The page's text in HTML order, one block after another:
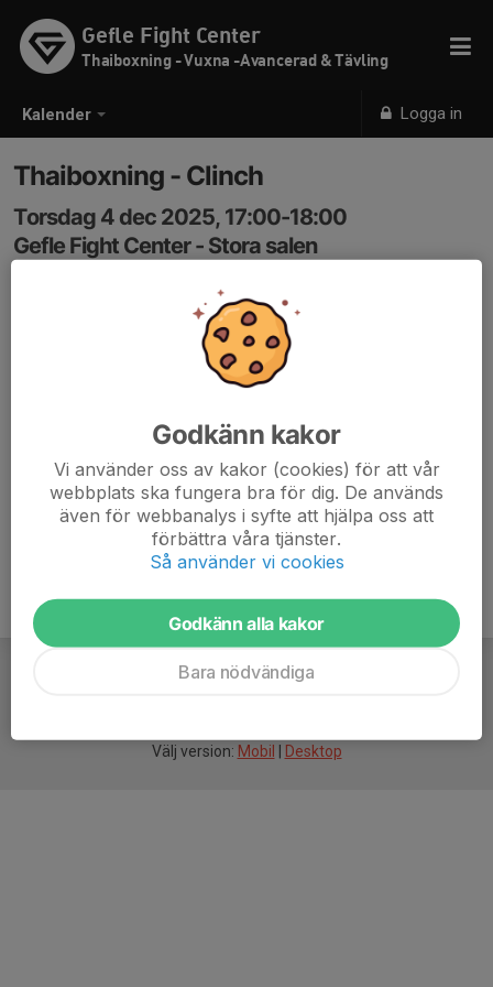
Kalender Logga in
Gefle Fight Center
Thaiboxning - Vuxna -Avancerad & Tävling
Thaiboxning - Clinch
Torsdag 4 dec 2025, 17:00-18:00
Gefle Fight Center - Stora salen
Thaiboxning - Avancerad & Tävling
Välj version: Mobil Desktop
Godkänn kakor
Vi använder oss av kakor (cookies) för att vår
webbplats ska fungera bra för dig. De används
även för webbanalys i syfte att hjälpa oss att
förbättra våra tjänster.
Så använder vi cookies
Godkänn alla kakor
Bara nödvändiga